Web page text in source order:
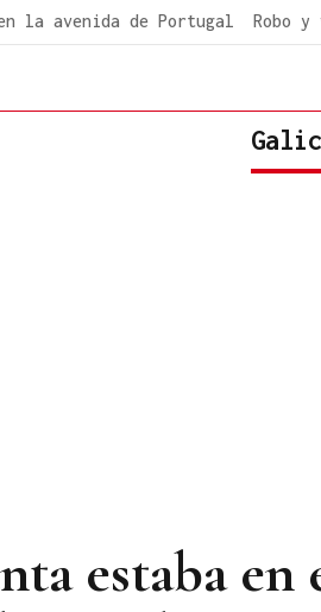
la avenida de Portugal Robo
estaba en